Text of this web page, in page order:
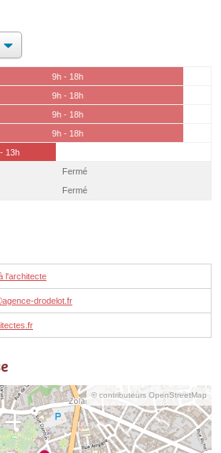
9h - 18h
9h - 18h
9h - 18h
9h - 18h
13h
Fermé
Fermé
l'architecte
drodelot.fr
© contributeurs OpenStreetMap